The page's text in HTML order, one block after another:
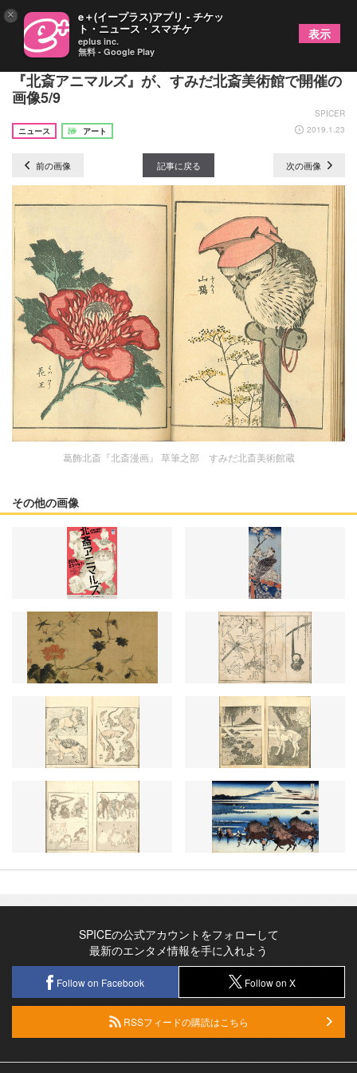
葛飾北斎らが描いた生き物の作品を紹介する企画展
『北斎アニマルズ』が、すみだ北斎美術館で開催の
画像5/9
SPICER
ニュース
アート 2019.1.23
前の画像 記事に戻る 次の画像
葛飾北斎『北斎漫画』 草筆之部 すみだ北斎美術館蔵
その他の画像
SPICEの公式アカウントをフォローして
最新のエンタメ情報を手に入れよう
Follow on Facebook Follow on X
RSSフィードの購読はこちら
× e＋(イープラス)アプリ - チケッ
ト・ニュース・スマチケ
eplus inc.
無料 - Google Play
表示